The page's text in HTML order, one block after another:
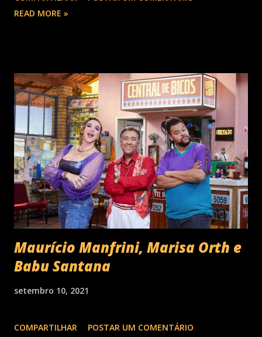
READ MORE »
Maurício Manfrini, Marisa Orth e
Babu Santana
setembro 10, 2021
COMPARTILHAR
POSTAR UM COMENTÁRIO